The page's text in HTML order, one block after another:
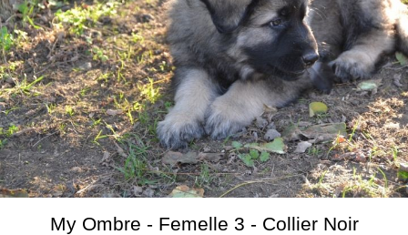
My Ombre - Femelle 3 - Collier Noir